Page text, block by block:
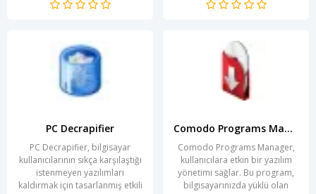
program,...
PC Decrapifier
PC Decrapifier, bilgisayar
kullanıcılarının sıkça karşılaştığı
istenmeyen yazılımları
kaldırmak için tasarlanmış etkili
Comodo Programs Manager
Comodo Programs Manager,
kullanıcılara etkin bir yazılım
yönetimi sağlar. Bu program,
bilgisayarınızda yüklü olan